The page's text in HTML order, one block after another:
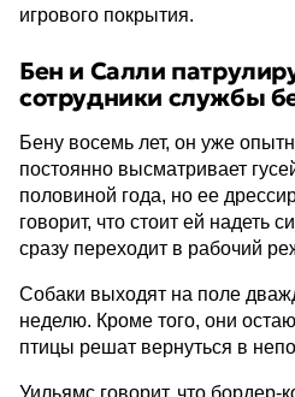
игрового покрытия.
Бен и Салли
сотрудники службы
Бену восемь лет, он уже
постоянно высматривает
половиной года, но ее
говорит, что стоит ей надеть
сразу переходит в рабочий
Собаки выходят на поле
неделю. Кроме того, они
птицы решат вернуться в
Уильямс говорит, что бордер-